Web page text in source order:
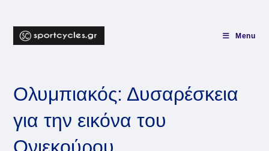
content
Menu
Ολυμπιακός: Δυσαρέσκεια
για την εικόνα του